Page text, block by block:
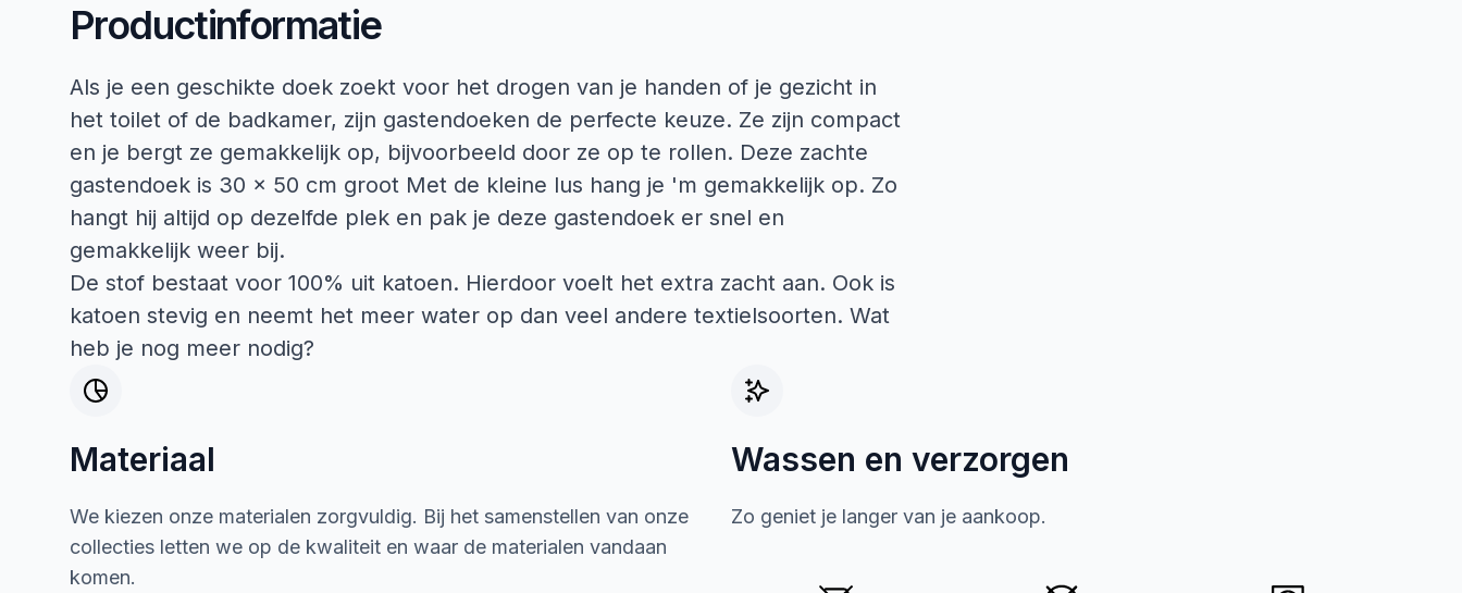
Productinformatie
Als je een geschikte doek zoekt voor het drogen van je handen of je gezicht in
het toilet of de badkamer, zijn gastendoeken de perfecte keuze. Ze zijn compact
en je bergt ze gemakkelijk op, bijvoorbeeld door ze op te rollen. Deze zachte
gastendoek is 30 x 50 cm groot Met de kleine lus hang je 'm gemakkelijk op. Zo
hangt hij altijd op dezelfde plek en pak je deze gastendoek er snel en
gemakkelijk weer bij.
De stof bestaat voor 100% uit katoen. Hierdoor voelt het extra zacht aan. Ook is
katoen stevig en neemt het meer water op dan veel andere textielsoorten. Wat
heb je nog meer nodig?
Materiaal
We kiezen onze materialen zorgvuldig. Bij het samenstellen van onze
collecties letten we op de kwaliteit en waar de materialen vandaan
komen.
Wassen en verzorgen
Zo geniet je langer van je aankoop.